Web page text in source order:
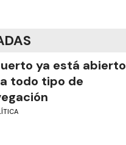
ya está abierto
todo tipo de